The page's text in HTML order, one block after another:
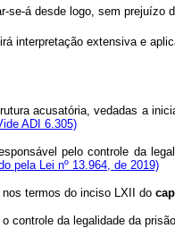
se-á desde logo, sem prejuízo
interpretação extensiva e
acusatória, vedadas a
ADI 6.305)
pelo controle da
pela Lei nº 13.964, de 2019)
nos termos do inciso LXII do
o controle da legalidade da